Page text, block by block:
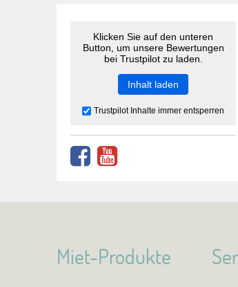
Klicken Sie auf den unteren
Button, um unsere Bewertungen
bei Trustpilot zu laden.
Inhalt laden
Trustpilot Inhalte immer entsperren
Miet-Produkte